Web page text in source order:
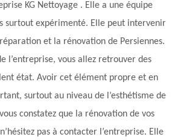
KG Nettoyage . Elle a une équipe
surtout expérimenté. Elle peut intervenir
et la rénovation de Persiennes.
l’entreprise, vous allez retrouver des
état. Avoir cet élément propre et en
surtout au niveau de l’esthétisme de
constatez que la rénovation de vos
pas à contacter l’entreprise. Elle